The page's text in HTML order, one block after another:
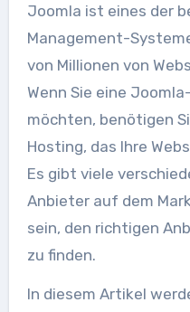
Joomla ist eines der beliebtesten Content-
Management-
von Millionen von
Wenn Sie eine
möchten, benötigen
Hosting, das Ihre
Es gibt viele
Anbieter auf dem
sein, den richtigen
zu finden.
In diesem Artikel